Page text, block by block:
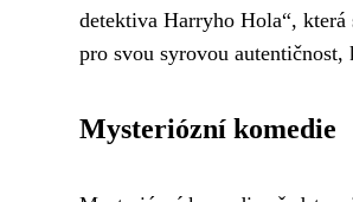
detektiva Harryho Hola“,
pro svou syrovou
Mysteriózní komedie